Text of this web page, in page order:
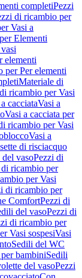
completiPezzi
di ricambio per
Vasi a
Elementi
elementi
per Per elementi
Materiale di
ricambio per Vasi
cacciataVasi a
Vasi a cacciata per
ricambio per Vasi
Vasi a
di risciacquo
del vasoPezzi di
ricambio per
per Vasi
di ricambio per
ComfortPezzi di
del vasoPezzi di
di ricambio per
Vasi sospesiVasi
Sedili del WC
bambiniSedili
del vasoPezzi